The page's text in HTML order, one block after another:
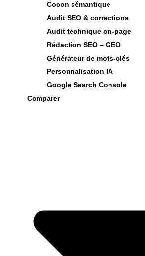
Cocon sémantique
Audit SEO & corrections
Audit technique on-page
Rédaction SEO – GEO
Générateur de mots-clés
Personnalisation IA
Google Search Console
Comparer